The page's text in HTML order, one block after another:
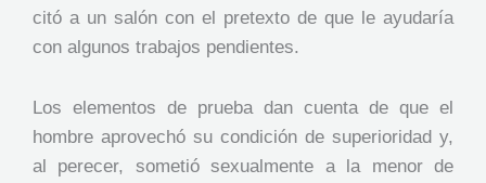
citó a un salón con el pretexto de que le ayudaría
con algunos trabajos pendientes.
Los elementos de prueba dan cuenta de que el
hombre aprovechó su condición de superioridad y,
al perecer, sometió sexualmente a la menor de